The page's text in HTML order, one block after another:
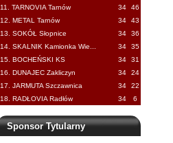
11. TARNOVIA Tarnów
34
46
12. METAL Tarnów
34
43
13. SOKÓŁ Słopnice
34
36
14. SKALNIK Kamionka Wie...
34
35
15. BOCHEŃSKI KS
34
31
16. DUNAJEC Zakliczyn
34
24
17. JARMUTA Szczawnica
34
22
18. RADŁOVIA Radłów
34 6
Sponsor Tytularny